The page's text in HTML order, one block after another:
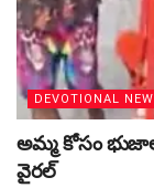
DEVOTIONAL
అమ్మ కోసం
వైరల్